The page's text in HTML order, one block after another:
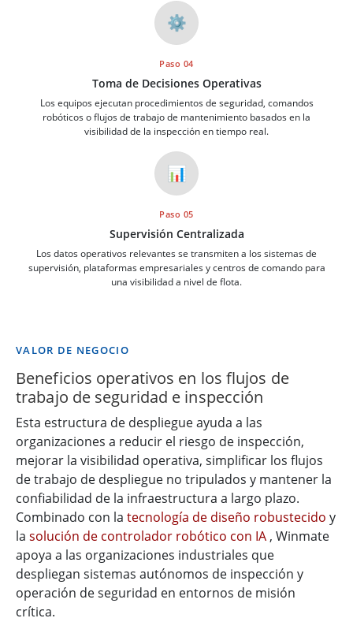
⚙️
Paso 04
Toma de Decisiones Operativas
Los equipos ejecutan procedimientos de seguridad, comandos
robóticos o flujos de trabajo de mantenimiento basados en la
visibilidad de la inspección en tiempo real.
📊
Paso 05
Supervisión Centralizada
Los datos operativos relevantes se transmiten a los sistemas de
supervisión, plataformas empresariales y centros de comando para
una visibilidad a nivel de flota.
VALOR DE NEGOCIO
Beneficios operativos en los flujos de
trabajo de seguridad e inspección
Esta estructura de despliegue ayuda a las
organizaciones a reducir el riesgo de inspección,
mejorar la visibilidad operativa, simplificar los flujos
de trabajo de despliegue no tripulados y mantener la
confiabilidad de la infraestructura a largo plazo.
Combinado con la tecnología de diseño robustecido y
la solución de controlador robótico con IA , Winmate
apoya a las organizaciones industriales que
despliegan sistemas autónomos de inspección y
operación de seguridad en entornos de misión
crítica.